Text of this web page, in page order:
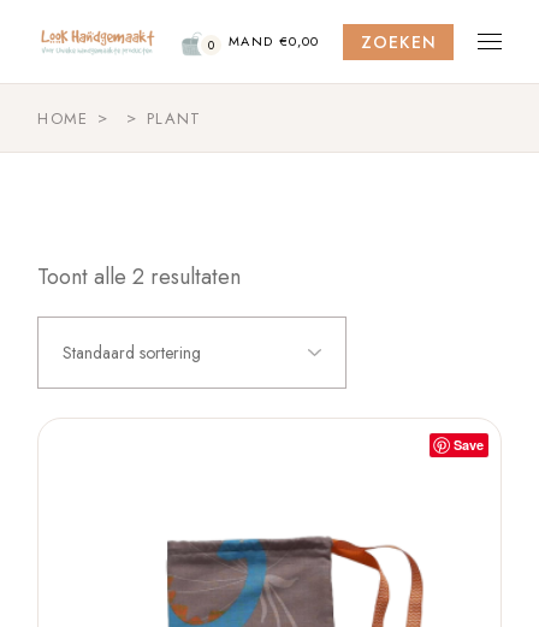
content
0 MAND €0,00 ZOEKEN
HOME PLANT
Toont alle 2 resultaten
Standaard sortering
Save